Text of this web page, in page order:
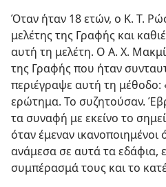
Όταν ήταν 18 ετών, ο Κ. Τ.
μελέτης της Γραφής και
αυτή τη μελέτη. Ο Α. Χ.
της Γραφής που ήταν
περιέγραψε αυτή τη μέθοδο:
ερώτημα. Το συζητούσαν.
τα συναφή με εκείνο το
όταν έμεναν
ανάμεσα σε αυτά τα εδάφια,
συμπέρασμά τους και το